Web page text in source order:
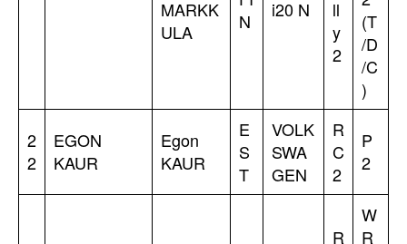
MARKK
ULA
N
i20 N
ll
y
2
(T
/D
/C
)
2
2
EGON
KAUR
Egon
KAUR
E
S
T
VOLK
SWA
GEN
R
C
2
P
2
R
W
R